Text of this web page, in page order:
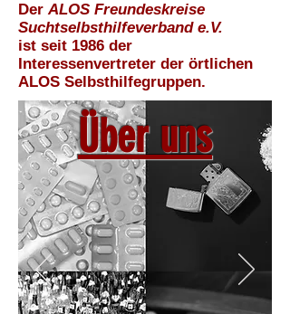
DerALOS Freundeskreise
Suchtselbsthilfeverband e.V.
ist seit 1986 der
Interessenvertreter der örtlichen
ALOS Selbsthilfegruppen.
Über uns